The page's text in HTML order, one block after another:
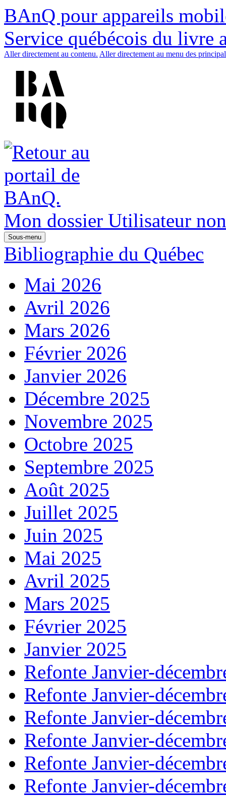
BAnQ pour appareils
Service québécois du livre
Aller directement au contenu. Aller directement au menu des
Mon dossier Utilisateur
Sous-menu
Bibliographie du Québec
Mai 2026
Avril 2026
Mars 2026
Février 2026
Janvier 2026
Décembre 2025
Novembre 2025
Octobre 2025
Septembre 2025
Août 2025
Juillet 2025
Juin 2025
Mai 2025
Avril 2025
Mars 2025
Février 2025
Janvier 2025
Refonte Janvier-
Refonte Janvier-
Refonte Janvier-
Refonte Janvier-
Refonte Janvier-
Refonte Janvier-